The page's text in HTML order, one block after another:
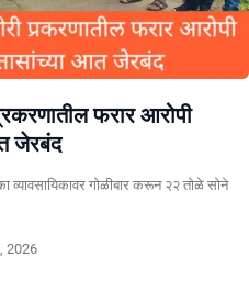
फरार आरोपी
जेरबंद
व्यावसायिकावर गोळीबार करून २२ तोळे सोने
2026